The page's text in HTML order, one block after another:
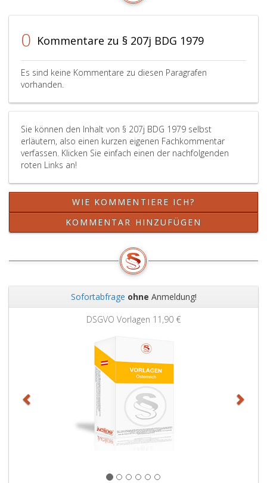
und
den
anzuwenden,
Bundesministerin
dem
für
Forstwirtschaft,
und
Umweltschutz,
Regionen
und
Wasserwirtschaft
obliegt.
0 Kommentare zu § 207j BDG 1979
Es sind keine Kommentare zu diesen Paragrafen
vorhanden.
Sie können den Inhalt von § 207j BDG 1979 selbst
erläutern, also einen kurzen eigenen Fachkommentar
verfassen. Klicken Sie einfach einen der nachfolgenden
roten Links an!
WIE KOMMENTIERE ICH?
KOMMENTAR HINZUFÜGEN
Sofortabfrage ohne Anmeldung!
DSGVO Vorlagen 11,90 €